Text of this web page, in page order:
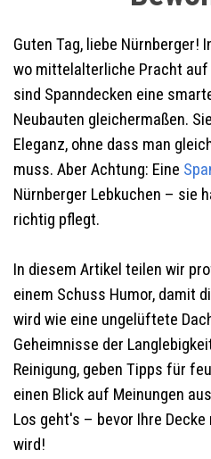
Guten Tag, liebe Nürnberger!
wo mittelalterliche Pracht
sind Spanndecken eine
Neubauten gleichermaßen.
Eleganz, ohne dass man
muss. Aber Achtung: Eine
Nürnberger Lebkuchen – sie
richtig pflegt.
In diesem Artikel teilen wir
einem Schuss Humor, damit
wird wie eine ungelüftete
Geheimnisse der
Reinigung, geben Tipps für
einen Blick auf Meinungen
Los geht's – bevor Ihre
wird!